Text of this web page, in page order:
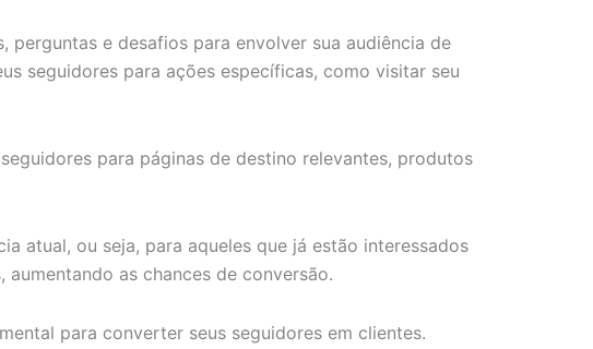
perguntas e desafios para envolver sua audiência de
seguidores para ações específicas, como visitar seu
para páginas de destino relevantes, produtos
atual, ou seja, para aqueles que já estão interessados
as chances de conversão.
para converter seus seguidores em clientes.